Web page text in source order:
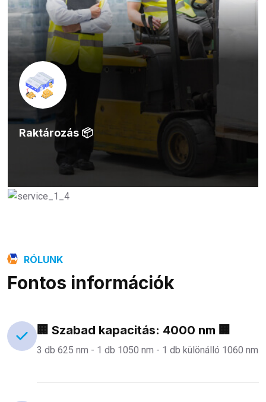
Raktározás 📦
Gyártási tevékenység 🏭
RÓLUNK
Fontos információk
🏢 Szabad kapacitás: 4000 nm 🏢
3 db 625 nm - 1 db 1050 nm - 1 db különálló 1060 nm